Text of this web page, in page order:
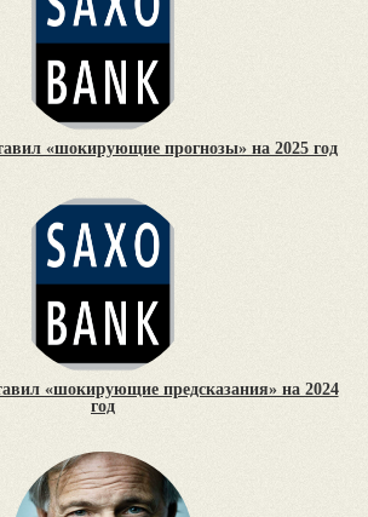
«шокирующие прогнозы» на 2025 год
«шокирующие предсказания» на 2024
год